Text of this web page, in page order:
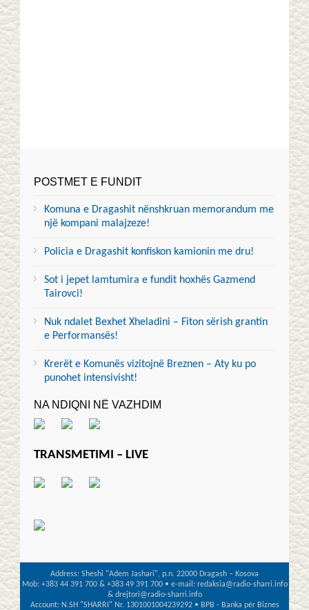
POSTMET E FUNDIT
Komuna e Dragashit nënshkruan memorandum me
një kompani malajzeze!
Policia e Dragashit konfiskon kamionin me dru!
Sot i jepet lamtumira e fundit hoxhës Gazmend
Tairovci!
Nuk ndalet Bexhet Xheladini – Fiton sërish grantin
e Performansës!
Krerët e Komunës vizitojnë Breznen – Aty ku po
punohet intensivisht!
NA NDIQNI NË VAZHDIM
TRANSMETIMI – LIVE
Address: Sheshi "Adem Jashari", p.n. 22000 Dragash – Kosova
Mob: +383 44 391 700 & +383 49 391 700 • e-mail: redaksia@radio-sharri.info
& drejtori@radio-sharri.info
Account: N.SH "SHARRI" Nr. 1301001004239292 • BPB - Banka për Biznes